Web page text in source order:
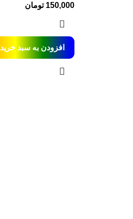
150,000 تومان
افزودن به سبد خرید